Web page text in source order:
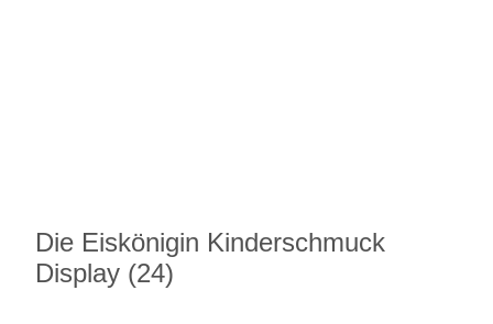
Die Eiskönigin Kinderschmuck
Display (24)